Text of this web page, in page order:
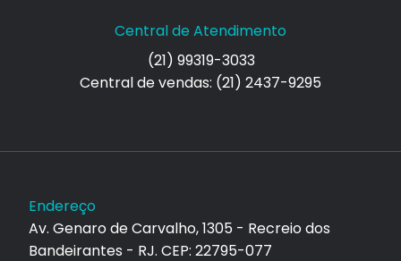
Central de Atendimento
(21) 99319-3033
Central de vendas: (21) 2437-9295
Endereço
Av. Genaro de Carvalho, 1305 - Recreio dos
Bandeirantes - RJ. CEP: 22795-077